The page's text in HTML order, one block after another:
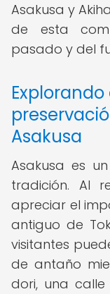
Asakusa y
de esta
pasado y del
Asakusa
Asakusa es
tradición. Al
apreciar el
antiguo de
visitantes
de antaño
dori, una